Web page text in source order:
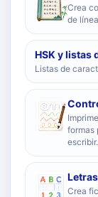
Crea
de
HSK y listas
Listas de
formas
escribir.
Crea